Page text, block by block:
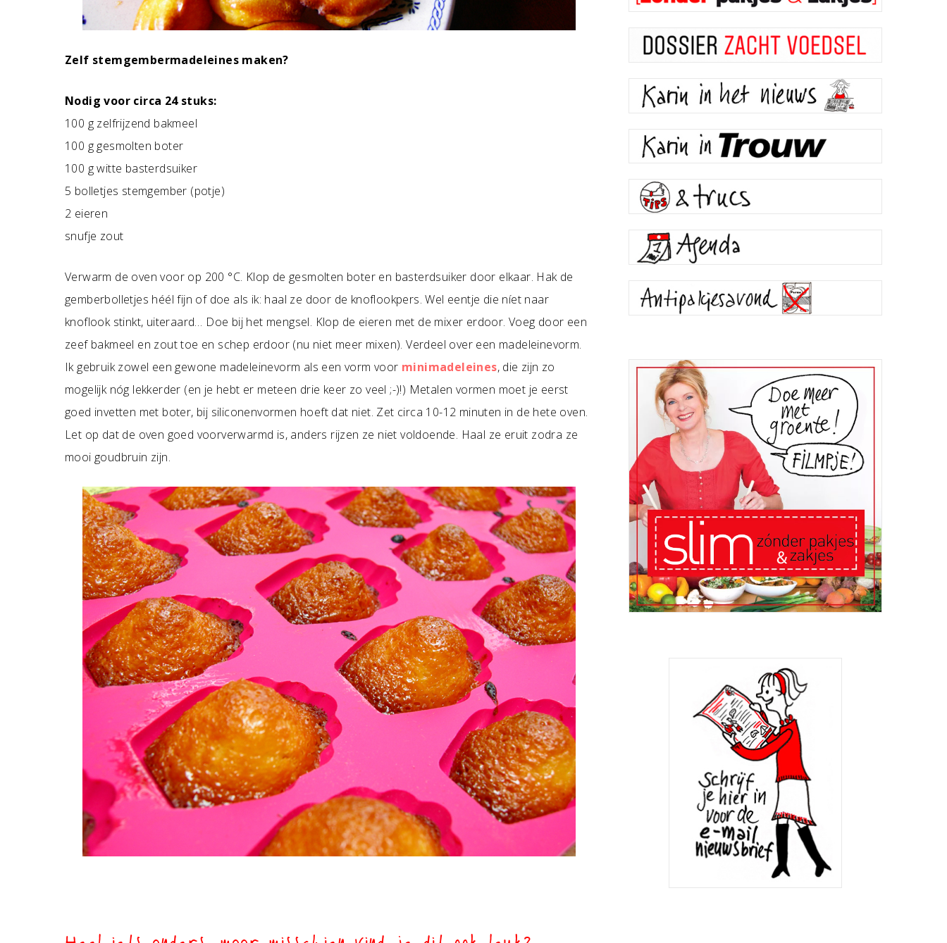
Zelf stemgembermadeleines maken?
Nodig voor circa 24 stuks:
100 g zelfrijzend bakmeel
100 g gesmolten boter
100 g witte basterdsuiker
5 bolletjes stemgember (potje)
2 eieren
snufje zout
Verwarm de oven voor op 200 °C. Klop de gesmolten boter en basterdsuiker door elkaar. Hak de
gemberbolletjes héél fijn of doe als ik: haal ze door de knoflookpers. Wel eentje die níet naar
knoflook stinkt, uiteraard… Doe bij het mengsel. Klop de eieren met de mixer erdoor. Voeg door een
zeef bakmeel en zout toe en schep erdoor (nu niet meer mixen). Verdeel over een madeleinevorm.
Ik gebruik zowel een gewone madeleinevorm als een vorm voor minimadeleines, die zijn zo
mogelijk nóg lekkerder (en je hebt er meteen drie keer zo veel ;-)!) Metalen vormen moet je eerst
goed invetten met boter, bij siliconenvormen hoeft dat niet. Zet circa 10-12 minuten in de hete oven.
Let op dat de oven goed voorverwarmd is, anders rijzen ze niet voldoende. Haal ze eruit zodra ze
mooi goudbruin zijn.